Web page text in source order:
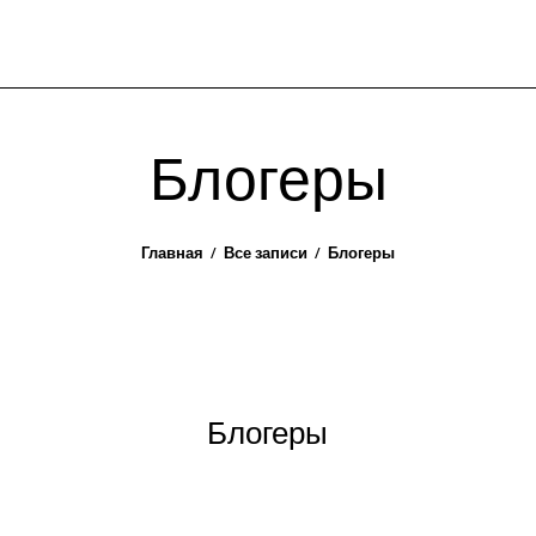
Блогеры
Главная Все записи Блогеры
Блогеры